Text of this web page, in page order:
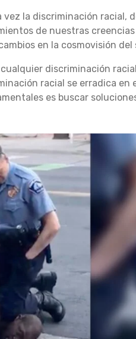
la discriminación racial,
de nuestras
en la cosmovisión del
discriminación
racial se erradica en
es buscar